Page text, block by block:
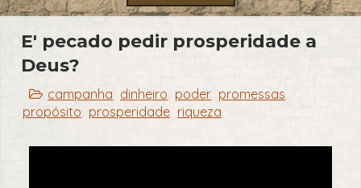
E' pecado pedir prosperidade a
Deus?
campanha, dinheiro, poder, promessas,
propósito, prosperidade, riqueza